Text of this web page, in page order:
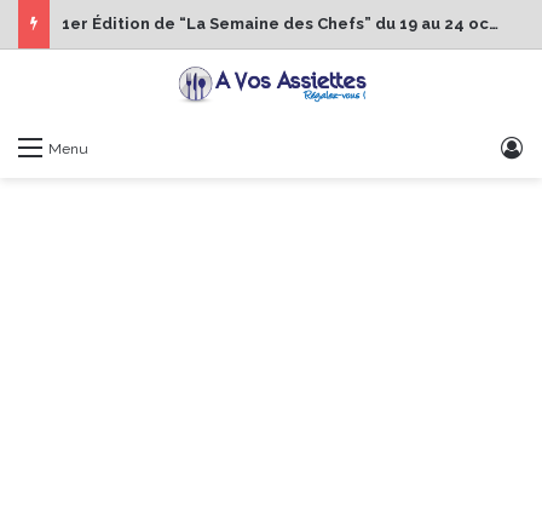
1er Édition de “La Semaine des Chefs” du 19 au 24 octobre 2026
Menu